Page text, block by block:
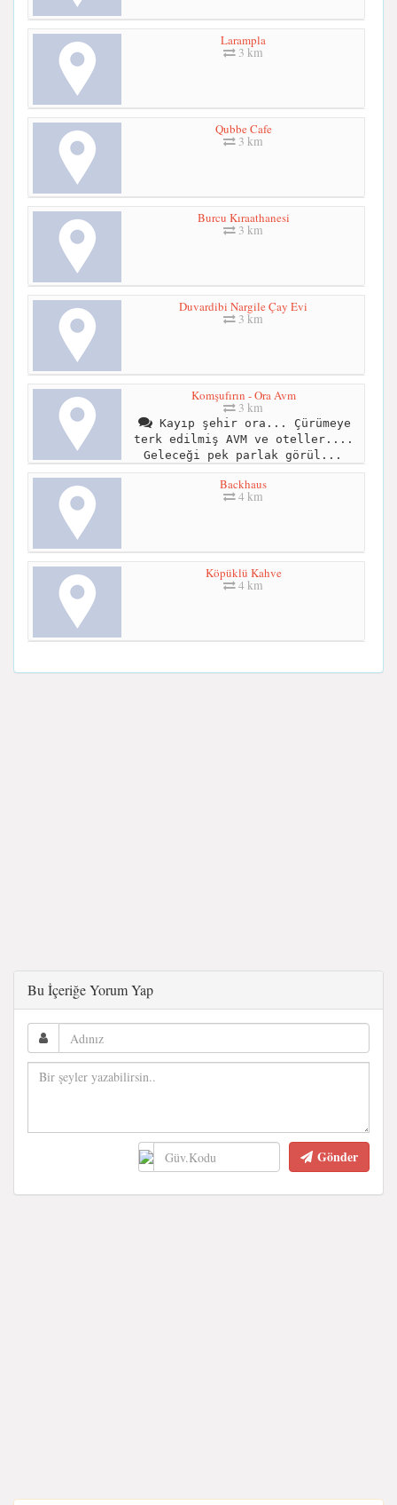
Larampla
3 km
Qubbe Cafe
3 km
Burcu Kıraathanesi
3 km
Duvardibi Nargile Çay Evi
3 km
Komşufırın - Ora Avm
3 km
Kayıp şehir ora... Çürümeye
terk edilmiş AVM ve oteller....
Geleceği pek parlak görül...
Backhaus
4 km
Köpüklü Kahve
4 km
Bu İçeriğe Yorum Yap
Gönder